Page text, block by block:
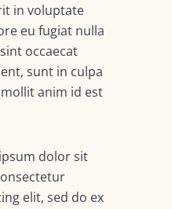
in voluptate
eu fugiat nulla
occaecat
sunt in culpa
anim id est
dolor sit
elit, sed do ex